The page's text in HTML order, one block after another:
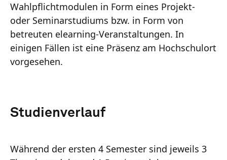
Wahlpflichtmodulen in Form eines Projekt-
oder Seminarstudiums bzw. in Form von
betreuten elearning-Veranstaltungen. In
einigen Fällen ist eine Präsenz am Hochschulort
vorgesehen.
Studienverlauf
Während der ersten 4 Semester sind jeweils 3